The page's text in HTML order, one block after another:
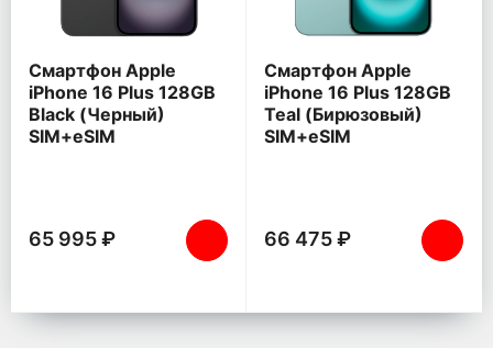
Смартфон Apple
iPhone 16 Plus 128GB
Black (Черный)
SIM+eSIM
65 995 ₽
Смартфон Apple
iPhone 16 Plus 128GB
Teal (Бирюзовый)
SIM+eSIM
66 475 ₽